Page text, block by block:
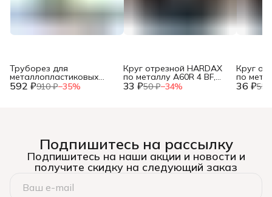
592 ₽910 ₽−35%
Труборез для
металлопластиковых
труб, до 42мм, (шт.) 33 ₽50 ₽−34%
Круг отрезной HARDAX
по металлу A60R 4 BF,
125 х 1,2 х 22 мм, (шт.) 36 ₽55
Круг
по
125 х
Подпишитесь на рассылку
Подпишитесь на наши акции и новости и
получите скидку на следующий заказ